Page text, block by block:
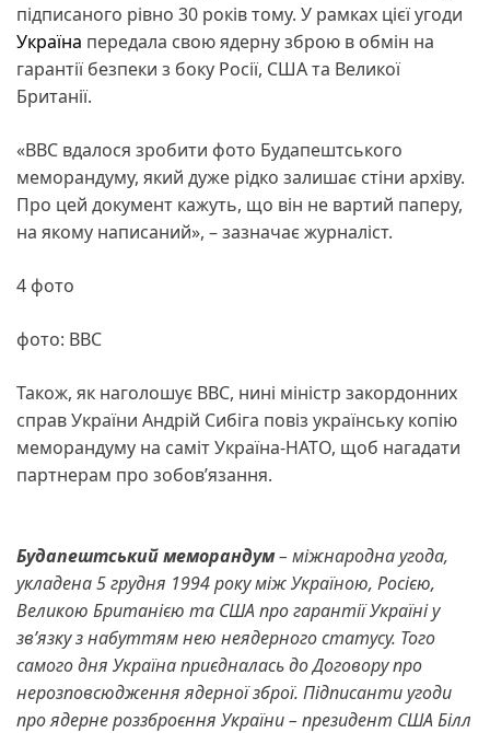
підписаного рівно 30 років тому. У рамках цієї угоди
Україна передала свою ядерну зброю в обмін на
гарантії безпеки з боку Росії, США та Великої
Британії.
«BBC вдалося зробити фото Будапештського
меморандуму, який дуже рідко залишає стіни архіву.
Про цей документ кажуть, що він не вартий паперу,
на якому написаний», – зазначає журналіст.
4 фото
фото: ВВС
Також, як наголошує BBC, нині міністр закордонних
справ України Андрій Сибіга повіз українську копію
меморандуму на саміт Україна-НАТО, щоб нагадати
партнерам про зобов’язання.
Будапештський меморандум– міжнародна угода,
укладена 5 грудня 1994 року між Україною, Росією,
Великою Британією та США про гарантії Україні у
зв’язку з набуттям нею неядерного статусу. Того
самого дня Україна приєдналась до Договору про
нерозповсюдження ядерної зброї. Підписанти угоди
про ядерне роззброєння України – президент США Білл